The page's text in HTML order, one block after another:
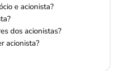
e acionista?
dos acionistas?
acionista?